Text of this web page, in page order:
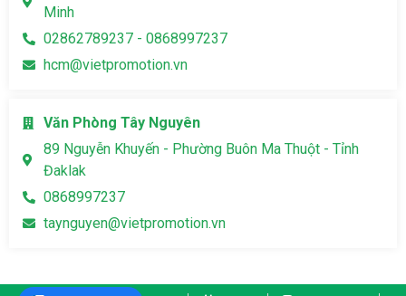
Minh
02862789237 - 0868997237
hcm@vietpromotion.vn
Văn Phòng Tây Nguyên
89 Nguyễn Khuyến - Phường Buôn Ma Thuột - Tỉnh
Đaklak
0868997237
taynguyen@vietpromotion.vn